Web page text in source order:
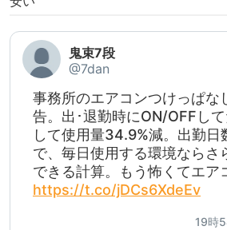
鬼束7段
@7dan
事務所のエアコンつけっぱな
告。出･退勤時にON/OFFし
して使用量34.9%減。出勤日
で、毎日使用する環境ならさ
できる計算。もう怖くてエア
https://t.co/jDCs6XdeEv
19時